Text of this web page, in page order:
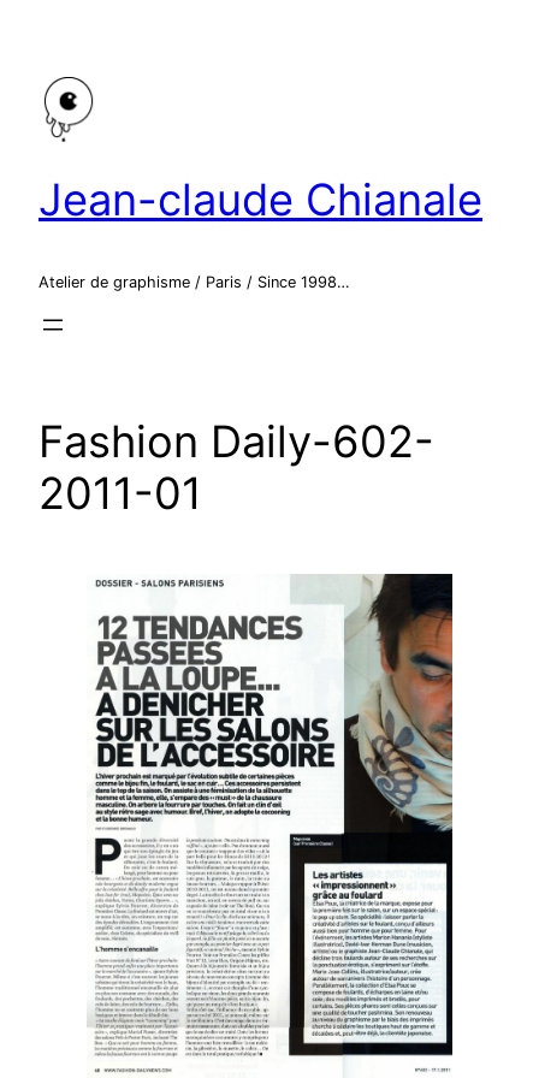
contenu
Jean-claude Chianale
Atelier de graphisme / Paris / Since 1998…
Fashion Daily-602-
2011-01